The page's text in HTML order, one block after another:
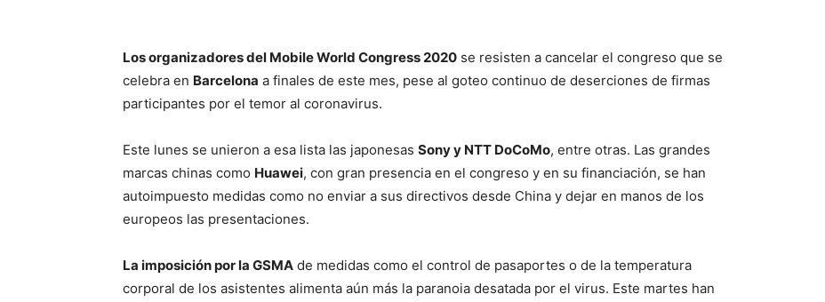
Los organizadores del Mobile World Congress 2020 se resisten a cancelar el congreso que se
celebra en Barcelona a finales de este mes, pese al goteo continuo de deserciones de firmas
participantes por el temor al coronavirus.
Este lunes se unieron a esa lista las japonesas Sony y NTT DoCoMo, entre otras. Las grandes
marcas chinas como Huawei, con gran presencia en el congreso y en su financiación, se han
autoimpuesto medidas como no enviar a sus directivos desde China y dejar en manos de los
europeos las presentaciones.
La imposición por la GSMA de medidas como el control de pasaportes o de la temperatura
corporal de los asistentes alimenta aún más la paranoia desatada por el virus. Este martes han